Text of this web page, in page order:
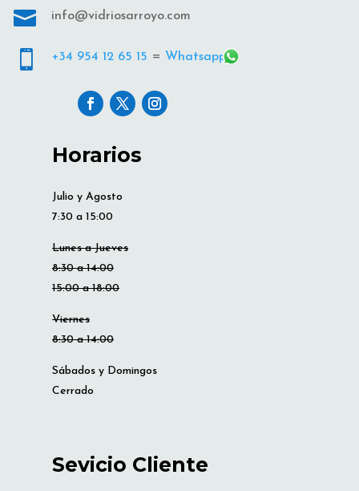
 info@vidriosarroyo.com
 +34 954 12 65 15 = Whatsapp
Horarios
Julio y Agosto
7:30 a 15:00
Lunes a Jueves
8:30 a 14:00
15:00 a 18:00
Viernes
8:30 a 14:00
Sábados y Domingos
Cerrado
Sevicio Cliente